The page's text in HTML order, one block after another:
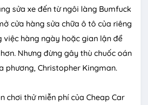
sửa xe đến từ ngôi làng Bumfuck
cửa hàng sửa chữa ô tô của riêng
việc hàng ngày hoặc gian lận để
Nhưng đừng gây thù chuốc oán
phương, Christopher Kingman.
chơi thử miễn phí của Cheap Car